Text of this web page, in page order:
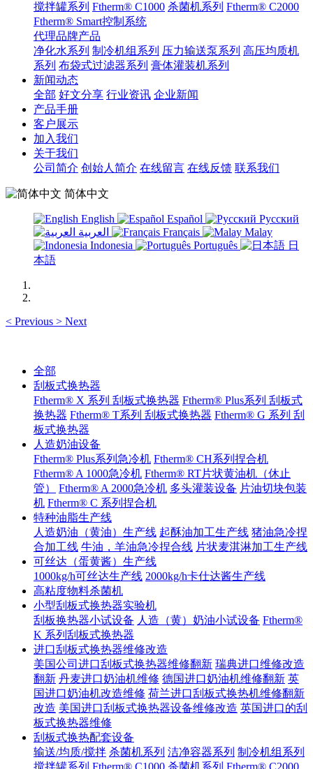
搅拌罐系列 Ftherm® C1000 杀菌机系列 Ftherm® C2000
Ftherm® Smart控制系统
代理品牌产品
净化水系列 制冷机组系列 压力输送泵系列 高压均质机
系列 布袋式过滤器系列 膏体灌装机系列
新闻动态
全部 好文分享 行业资讯 企业新闻
产品手册
客户展示
加入我们
关于我们
公司简介 创始人简介 在线留言 在线反馈 联系我们
简体中文
English Español
Русский
Français
Malay
Indonesia
Português
日
本語
< Previous > Next
全部
刮板式换热器
Ftherm® X 系列 刮板式换热器 Ftherm® Plus系列 刮板式
换热器 Ftherm® T系列 刮板式换热器 Ftherm® G 系列 刮
板式换热器
人造奶油设备
Ftherm® Plus系列急冷机 Ftherm® CH系列捏合机
Ftherm® A 1000急冷机 Ftherm® RT片状黄油机（休止
管）
Ftherm® A 2000急冷机 多头灌装设备 片油切块包装
机 Ftherm® C 系列捏合机
特种油脂生产线
人造奶油（黄油）生产线 起酥油加工生产线 猪油急冷捏
合加工线 牛油，羊油急冷捏合线 片状麦淇淋加工生产线
可丝达（蛋黄酱）生产线
1000kg/h可丝达生产线 2000kg/h卡仕达酱生产线
高粘度物料杀菌机
小型刮板式换热器实验机
刮板换热器小试设备 人造（黄）奶油小试设备 Ftherm®
K 系列刮板式换热器
进口刮板式换热器维修改造
美国公司进口刮板式换热器维修翻新 瑞典进口维修改造
翻新 丹麦进口奶油机维修 德国进口奶油机维修翻新 英
国进口奶油机改造维修 荷兰进口刮板式换热机维修翻新
改造 美国进口刮板式换热器设备维修改造 英国进口的刮
板式换热器维修
刮板式换热配套设备
输送/均质/搅拌 杀菌机系列 洁净容器系列 制冷机组系列
搅拌罐系列 Ftherm® C1000 杀菌机系列 Ftherm® C2000